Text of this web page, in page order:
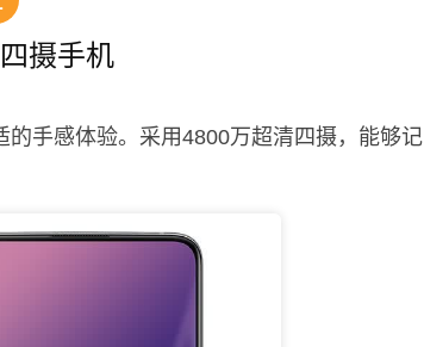
摄手机
手感体验。采用4800万超清四摄，能够记